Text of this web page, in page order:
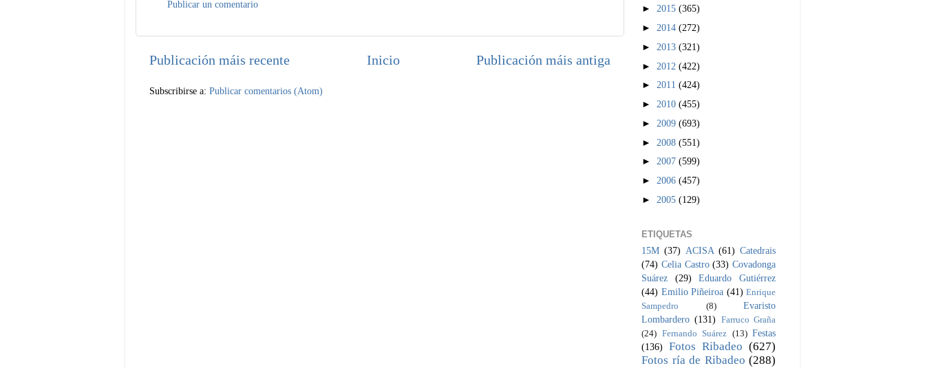
Publicar un comentario
Publicación máis recente Publicación máis antiga
Inicio
Subscribirse a: Publicar comentarios (Atom)
► 2015 (365)
► 2014 (272)
► 2013 (321)
► 2012 (422)
► 2011 (424)
► 2010 (455)
► 2009 (693)
► 2008 (551)
► 2007 (599)
► 2006 (457)
► 2005 (129)
ETIQUETAS
15M (37) ACISA (61) Catedrais
(74) Celia Castro (33) Covadonga
Suárez
(29)
Eduardo Gutiérrez
(44) Emilio Piñeiroa (41) Enrique
Sampedro
(8)
Evaristo
Lombardero (131) Farruco Graña
(24) Fernando Suárez (13) Festas
(136)
Fotos Ribadeo (627)
Fotos ría de Ribadeo (288)